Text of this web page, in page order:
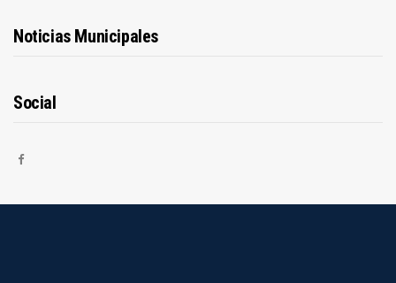
Noticias Municipales
Social